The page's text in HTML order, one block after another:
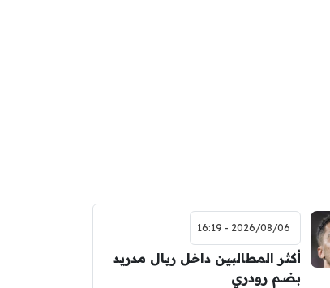
2026/08/06 - 16:19
أكثر المطالبين داخل ريال مدريد
بضم رودري